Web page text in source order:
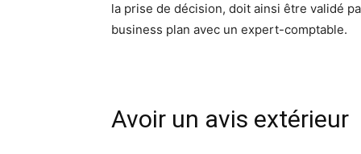
la prise de décision, doit ainsi être validé
business plan avec un expert-comptable.
Avoir un avis extérieur